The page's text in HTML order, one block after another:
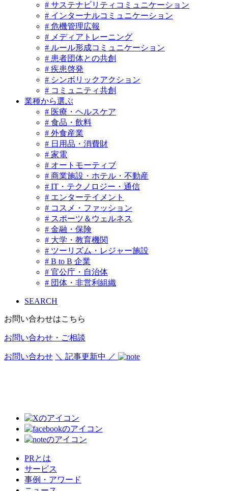
# サステナビリティコミュニケーション
# インターナルコミュニケーション
# 危機管理広報
# メディアトレーニング
# ルール形成コミュニケーション
# 患者団体との共創
# 疾患啓発
# シンボリックアクション
# コミュニティ共創
業種から選ぶ
# 医療・ヘルスケア
# 食品・飲料
# 外食産業
# 日用品・消費財
# 家電
# オートモーティブ
# 商業施設・ホテル・不動産
# IT・テクノロジー・通信
# エンターテイメント
# コスメ・ファッション
# スポーツ＆ウェルネス
# 金融・保険
# 大学・教育機関
# ツーリズム・レジャー施設
# B to B 企業
# 官公庁・自治体
# 団体・非営利組織
SEARCH
お問い合わせはこちら
お問い合わせ・ご相談
お問い合わせ ＼ 記事更新中 ／
PRとは
サービス
事例・アワード